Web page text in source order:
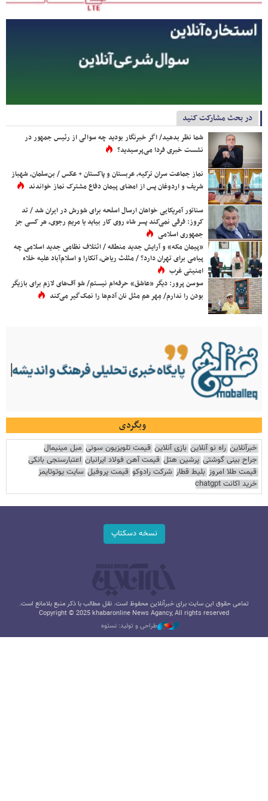
در بحث مشارکت کنید
شما نظر بدهید/ اگر خبرنگار بودید چه سوالی از رئیس جمهور در
نشست خبری فردا می‌پرسیدید؟
نماز جماعت سران ترکیه، عربستان و پاکستان + عکس / بن‌سلمان، شهباز
شریف و اردوغان پس از امضای پیمان دفاع مشترک نماز خواندند
سناتور آمریکایی خواهان ارسال اسلحه برای شورش در ایران شد / تد
کروز: فرقی نمی‌کند پسر شاه روی کار بیاید یا مریم رجوی، هر کسی جز
جمهوری اسلامی
«پیمان مکه» و آرایش جدید منطقه / ائتلاف نظامی جدید اسلامی چه
پیامی برای تهران دارد؟ / مثلث ریاض، آنکارا و اسلام‌آباد علیه خلاء
امنیتی غرب
سوسن پرور: دیگر «عاشق» حرفه‌ام نیستم/ شو آف‌های لازم برای بازیگر
بودن را ندارم/ مِهر هم مثل نان آدم‌ها را نمک‌گیر می‌کند
وبگردی
خبرآنلاین راه نو آنلاین بازی آنلاین قیمت تلویزیون سونی مبل مینیمال
جراح بینی گوشتی پرشین هتل قیمت آهن فولاد ایرانیان اعتبارسنجی بانکی
قیمت طلا امروز بلیط قطار شرکت رادوکو قیمت پروفیل سایت یوتوتایمز
خرید اکانت chatgpt
نسخه دسکتاپ
تمامی حقوق این سایت برای خبرآنلاین محفوظ است. نقل مطالب با ذکر منبع بلامانع است.
Copyright © 2025 khabaronline News Agancy, All rights reserved
طراحی و تولید: نستوه